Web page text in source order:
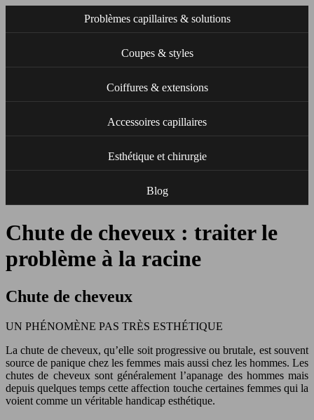
Problèmes capillaires & solutions
Coupes & styles
Coiffures & extensions
Accessoires capillaires
Esthétique et chirurgie
Blog
Chute de cheveux : traiter le
problème à la racine
Chute de cheveux
UN PHÉNOMÈNE PAS TRÈS ESTHÉTIQUE
La chute de cheveux, qu’elle soit progressive ou brutale, est souvent
source de panique chez les femmes mais aussi chez les hommes. Les
chutes de cheveux sont généralement l’apanage des hommes mais
depuis quelques temps cette affection touche certaines femmes qui la
voient comme un véritable handicap esthétique.